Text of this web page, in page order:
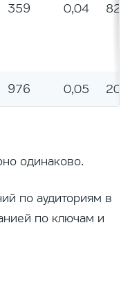
359 0,04
976 0,05
одинаково.
по аудиториям в
по ключам и